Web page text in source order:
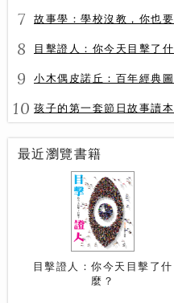
7 故事學：學校沒教，你也要會的表達力
8 目擊證人：你今天目擊了什麼？
9 小木偶皮諾丘：百年經典圖文全譯版
10 孩子的第一套節日故事讀本
最近瀏覽書籍
目擊證人：你今天目擊了什
麼？